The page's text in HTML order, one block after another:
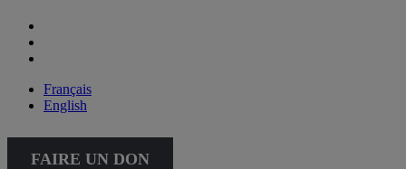
Français
English
FAIRE UN DON